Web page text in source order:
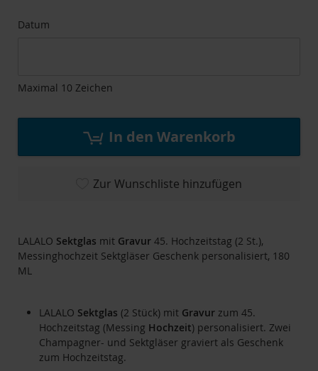
LALALO Sektglas mit Gravur 45. Hochzeitstag (2 St.),
Messinghochzeit Sektgläser Geschenk personalisiert, 180
ML
LALALO Sektglas (2 Stück) mit Gravur zum 45.
Hochzeitstag (Messing Hochzeit) personalisiert. Zwei
Champagner- und Sektgläser graviert als Geschenk
zum Hochzeitstag.
Datum
Maximal 10 Zeichen
In den Warenkorb
Zur Wunschliste hinzufügen